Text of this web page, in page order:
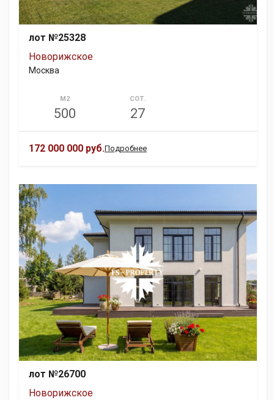
лот №25328
Новорижское
Москва
М2
500
СОТ.
27
172 000 000 руб.Подробнее
лот №26700
Новорижское